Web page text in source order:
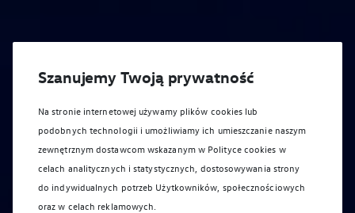
Szanujemy Twoją prywatność
Na stronie internetowej używamy plików cookies lub
podobnych technologii i umożliwiamy ich umieszczanie naszym
zewnętrznym dostawcom wskazanym w Polityce cookies w
celach analitycznych i statystycznych, dostosowywania strony
do indywidualnych potrzeb Użytkowników, społecznościowych
oraz w celach reklamowych.